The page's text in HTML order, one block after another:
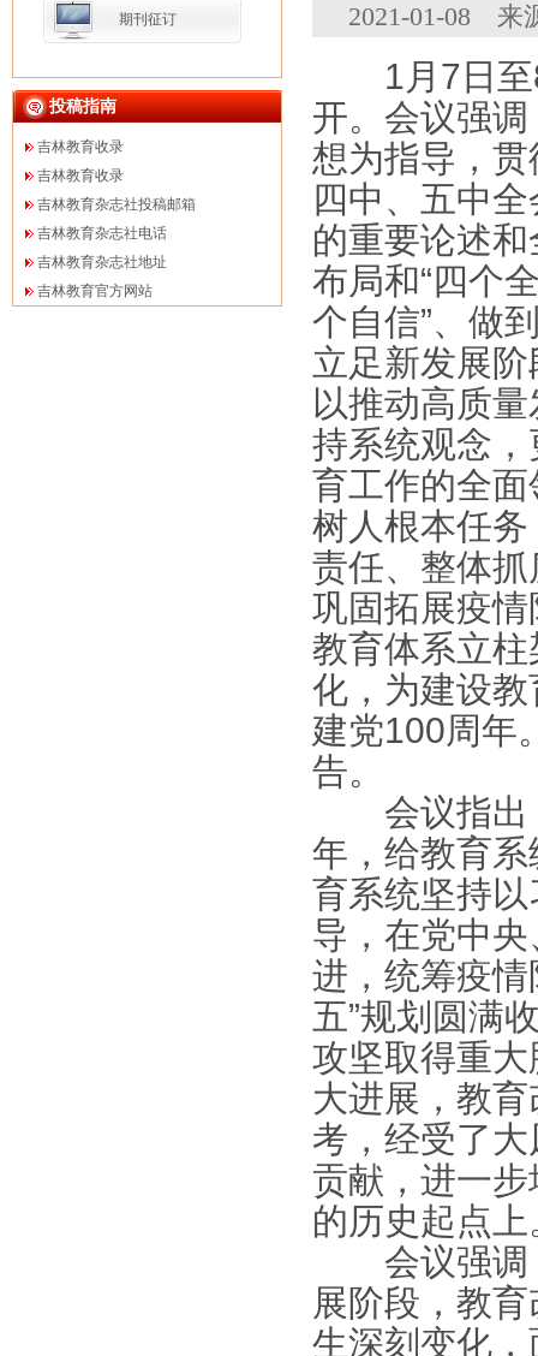
期刊征订
投稿指南
吉林教育收录
吉林教育收录
吉林教育杂志社投稿邮箱
吉林教育杂志社电话
吉林教育杂志社地址
吉林教育官方网站
2021-01-08 来
1月7日至8
开。会议强
想为指导，
四中、五中
的重要论述
布局和“四个
个自信”、做
立足新发展
以推动高质
持系统观念
育工作的全
树人根本任
责任、整体
巩固拓展疫
教育体系立
化，为建设
建党100周年
告。
会议指出，
年，给教育
育系统坚持
导，在党中
进，统筹疫
五”规划圆满
攻坚取得重
大进展，教
考，经受了
贡献，进一
的历史起点上
会议强调，
展阶段，教
生深刻变化